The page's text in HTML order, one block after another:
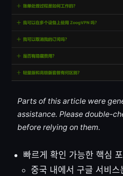
Parts of this article were
assistance. Please double-
before relying on them.
빠르게 확인 가능한 핵심
중국 내에서 구글 서비